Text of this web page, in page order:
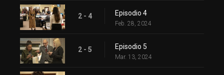
2 - 4 Episodio 4
Feb. 28, 2024
2 - 5 Episodio 5
Mar. 13, 2024